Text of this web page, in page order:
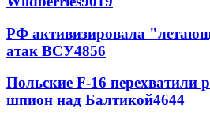
РФ активизировала
атак ВСУ4856
Польские F-16 перехватили
шпион над Балтикой4644